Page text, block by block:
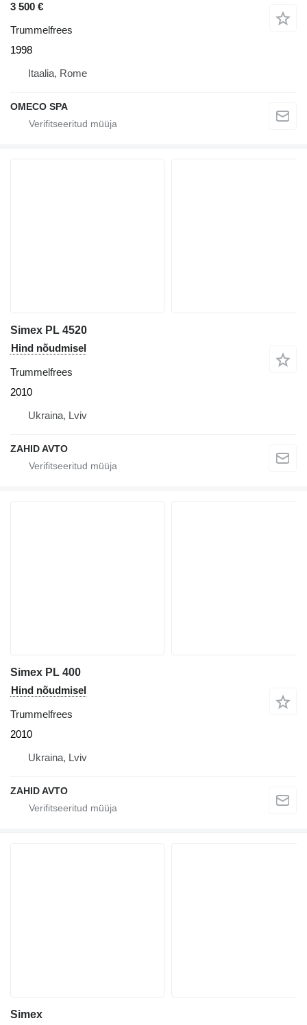
3 500 €
Trummelfrees
1998
Itaalia, Rome
OMECO SPA
Simex PL 4520
Hind nõudmisel
Trummelfrees
2010
Ukraina, Lviv
ZAHID AVTO
Simex PL 400
Hind nõudmisel
Trummelfrees
2010
Ukraina, Lviv
ZAHID AVTO
Simex